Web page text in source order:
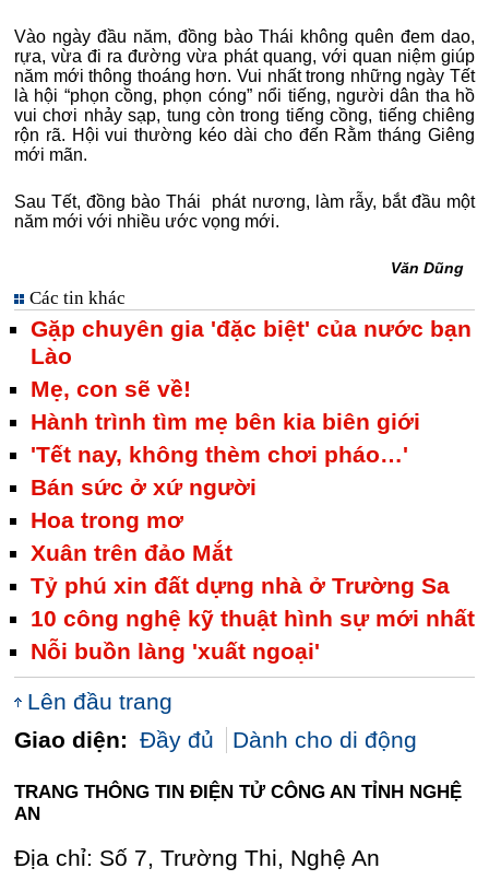
Vào ngày đầu năm, đồng bào Thái không quên đem dao,
rựa, vừa đi ra đường vừa phát quang, với quan niệm giúp
năm mới thông thoáng hơn. Vui nhất trong những ngày Tết
là hội “phọn cồng, phọn cóng” nổi tiếng, người dân tha hồ
vui chơi nhảy sạp, tung còn trong tiếng cồng, tiếng chiêng
rộn rã. Hội vui thường kéo dài cho đến Rằm tháng Giêng
mới mãn.
Sau Tết, đồng bào Thái phát nương, làm rẫy, bắt đầu một
năm mới với nhiều ước vọng mới.
Văn Dũng
Các tin khác
Gặp chuyên gia 'đặc biệt' của nước bạn
Lào
Mẹ, con sẽ về!
Hành trình tìm mẹ bên kia biên giới
'Tết nay, không thèm chơi pháo…'
Bán sức ở xứ người
Hoa trong mơ
Xuân trên đảo Mắt
Tỷ phú xin đất dựng nhà ở Trường Sa
10 công nghệ kỹ thuật hình sự mới nhất
Nỗi buồn làng 'xuất ngoại'
Lên đầu trang
Giao diện: Đầy đủ Dành cho di động
TRANG THÔNG TIN ĐIỆN TỬ CÔNG AN TỈNH NGHỆ
AN
Địa chỉ: Số 7, Trường Thi, Nghệ An